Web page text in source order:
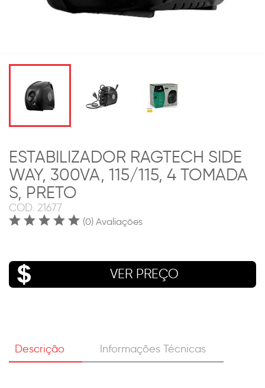
ESTABILIZADOR RAGTECH SIDE
WAY, 300VA, 115/115, 4 TOMADA
S, PRETO
COD. 21677
(0) Avaliações
VER PREÇO
Descrição Informações Técnicas